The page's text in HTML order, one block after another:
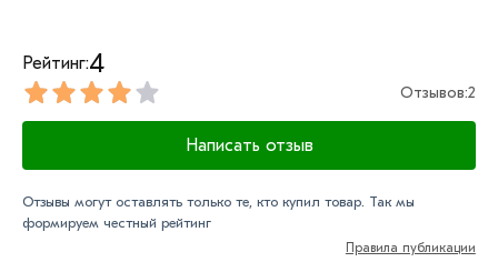
Рейтинг:4
Отзывов:2
Написать отзыв
Отзывы могут оставлять только те, кто купил товар. Так мы
формируем честный рейтинг
Правила публикации